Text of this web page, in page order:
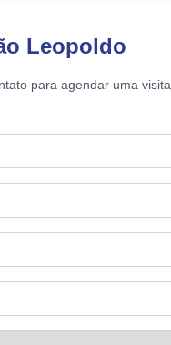
Leopoldo
para agendar uma visita